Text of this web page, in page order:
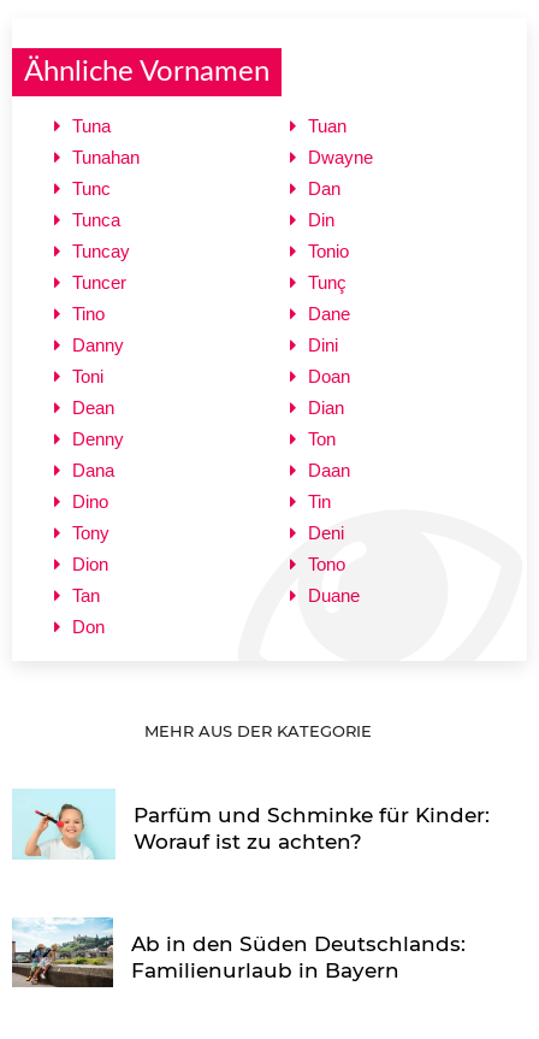
Ähnliche Vornamen
Tuna
Tunahan
Tunc
Tunca
Tuncay
Tuncer
Tino
Danny
Toni
Dean
Denny
Dana
Dino
Tony
Dion
Tan
Don
Tuan
Dwayne
Dan
Din
Tonio
Tunç
Dane
Dini
Doan
Dian
Ton
Daan
Tin
Deni
Tono
Duane
MEHR AUS DER KATEGORIE
Parfüm und Schminke für Kinder:
Worauf ist zu achten?
Ab in den Süden Deutschlands:
Familienurlaub in Bayern